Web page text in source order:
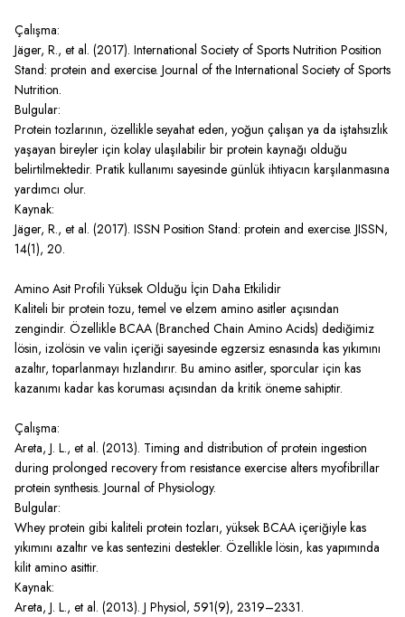
Çalışma:
Jäger, R., et al. (2017). International Society of Sports Nutrition Position
Stand: protein and exercise. Journal of the International Society of Sports
Nutrition.
Bulgular:
Protein tozlarının, özellikle seyahat eden, yoğun çalışan ya da iştahsızlık
yaşayan bireyler için kolay ulaşılabilir bir protein kaynağı olduğu
belirtilmektedir. Pratik kullanımı sayesinde günlük ihtiyacın karşılanmasına
yardımcı olur.
Kaynak:
Jäger, R., et al. (2017). ISSN Position Stand: protein and exercise. JISSN,
14(1), 20.
Amino Asit Profili Yüksek Olduğu İçin Daha Etkilidir
Kaliteli bir protein tozu, temel ve elzem amino asitler açısından
zengindir. Özellikle BCAA (Branched Chain Amino Acids) dediğimiz
lösin, izolösin ve valin içeriği sayesinde egzersiz esnasında kas yıkımını
azaltır, toparlanmayı hızlandırır. Bu amino asitler, sporcular için kas
kazanımı kadar kas koruması açısından da kritik öneme sahiptir.
Çalışma:
Areta, J. L., et al. (2013). Timing and distribution of protein ingestion
during prolonged recovery from resistance exercise alters myofibrillar
protein synthesis. Journal of Physiology.
Bulgular:
Whey protein gibi kaliteli protein tozları, yüksek BCAA içeriğiyle kas
yıkımını azaltır ve kas sentezini destekler. Özellikle lösin, kas yapımında
kilit amino asittir.
Kaynak:
Areta, J. L., et al. (2013). J Physiol, 591(9), 2319–2331.